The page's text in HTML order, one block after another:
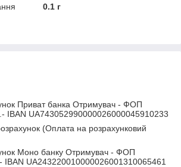
0.1 г
Приват банка Отримувач - ФОП
IBAN UA743052990000026000045910233
(Оплата на розрахунковий
Моно банку Отримувач - ФОП
UA243220010000026001310065461